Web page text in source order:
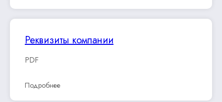
Реквизиты компании
PDF
Подробнее